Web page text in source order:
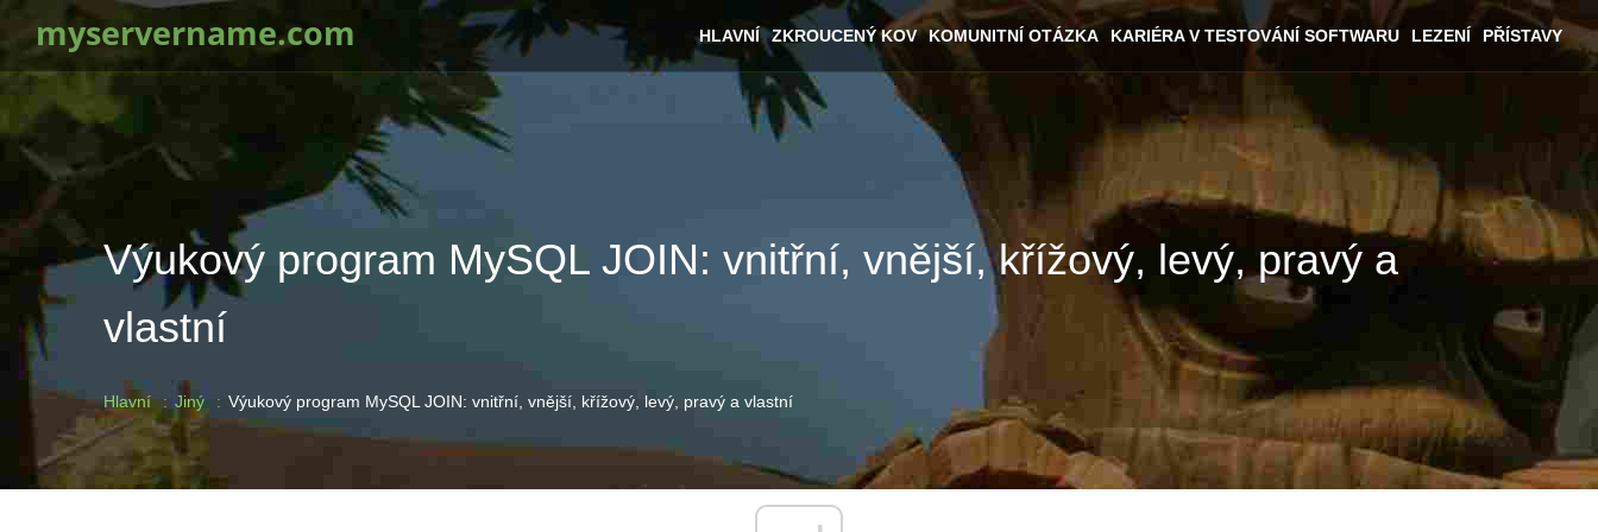
myservername.com HLAVNÍ ZKROUCENÝ KOV KOMUNITNÍ OTÁZKA KARIÉRA V TESTOVÁNÍ SOFTWARU LEZENÍ PŘÍSTAVY
Výukový program MySQL JOIN: vnitřní, vnější, křížový, levý, pravý a
vlastní
Hlavní Jiný Výukový program MySQL JOIN: vnitřní, vnější, křížový, levý, pravý a vlastní